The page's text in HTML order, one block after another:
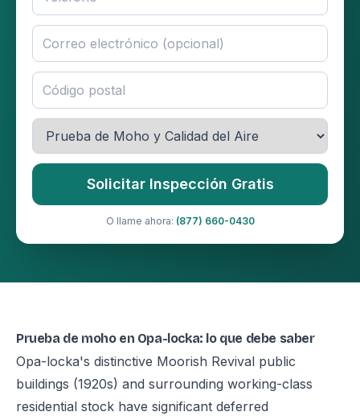
Solicitar Inspección Gratis
O llame ahora: (877) 660-0430
Prueba de moho en Opa-locka: lo que debe saber
Opa-locka's distinctive Moorish Revival public
buildings (1920s) and surrounding working-class
residential stock have significant deferred